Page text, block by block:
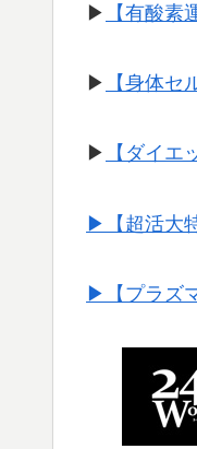
▶︎ 【有酸
▶︎ 【身体
▶︎ 【ダイ
▶︎【超活大
▶︎【プラズ